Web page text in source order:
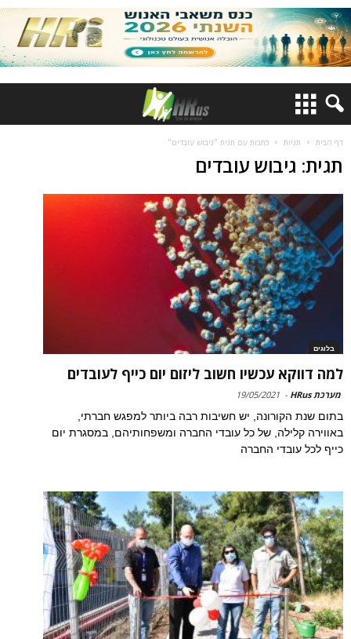
דף הבית תגיות כתבות עם תגית "גיבוש עובדים"
תגית: גיבוש עובדים
בלוגים
למה דווקא עכשיו חשוב ליזום יום כייף לעובדים
מערכת HRus -
19/05/2021
בתום שנת הקורונה, יש חשיבות רבה ביותר למפגש חברתי,
באווירה קלילה, של כל עובדי החברה ומשפחותיהם, במסגרת יום
כייף לכל עובדי החברה